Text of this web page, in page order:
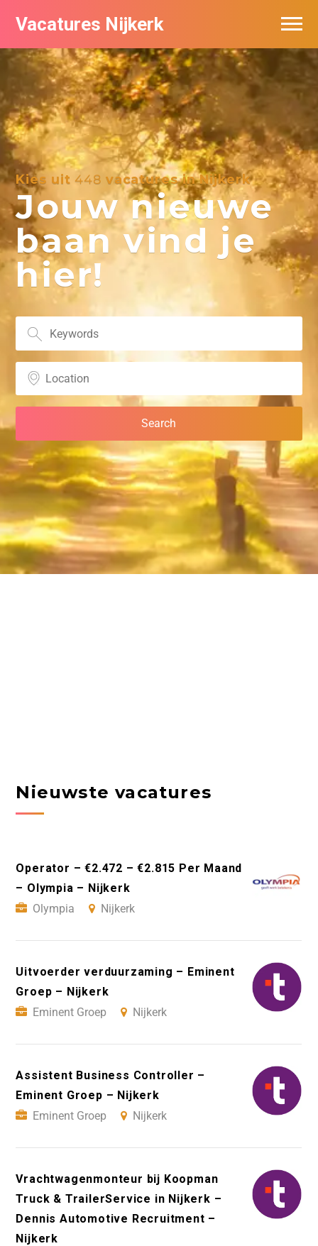
Vacatures Nijkerk
Kies uit 448 vacatures in Nijkerk
Jouw nieuwe
baan vind je
hier!
Nieuwste vacatures
Operator – €2.472 – €2.815 Per Maand
– Olympia – Nijkerk
Olympia
Nijkerk
Uitvoerder verduurzaming – Eminent
Groep – Nijkerk
Eminent Groep
Nijkerk
Assistent Business Controller –
Eminent Groep – Nijkerk
Eminent Groep
Nijkerk
Vrachtwagenmonteur bij Koopman
Truck & TrailerService in Nijkerk –
Dennis Automotive Recruitment –
Nijkerk